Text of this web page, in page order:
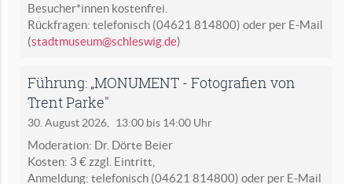
Besucher*innen kostenfrei.
Rückfragen: telefonisch (04621 814800) oder per E-Mail
(stadtmuseum@schleswig.de)
Führung: „MONUMENT - Fotografien von
Trent Parke"
30. August 2026, 13:00 bis 14:00 Uhr
Moderation: Dr. Dörte Beier
Kosten: 3 € zzgl. Eintritt,
Anmeldung: telefonisch (04621 814800) oder per E-Mail